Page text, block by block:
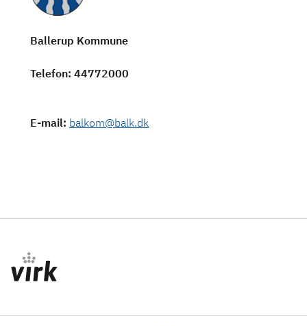
Ballerup Kommune
Telefon: 44772000
E-mail: balkom@balk.dk